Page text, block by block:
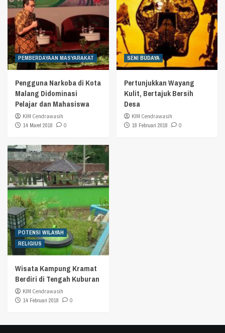
PEMBERDAYAAN MASYARAKAT
Pengguna Narkoba di Kota
Malang Didominasi
Pelajar dan Mahasiswa
KIM Cendrawasih
14 Maret 2018
0
SENI BUDAYA
Pertunjukkan Wayang
Kulit, Bertajuk Bersih
Desa
KIM Cendrawasih
18 Februari 2018
0
POTENSI WILAYAH
RELIGIUS
Wisata Kampung Kramat
Berdiri di Tengah Kuburan
KIM Cendrawasih
14 Februari 2018
0